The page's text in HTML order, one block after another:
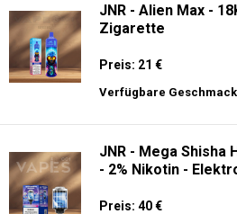
JNR - Alien Max -
Zigarette
Preis: 21 €
Verfügbare
JNR - Mega Shisha
- 2% Nikotin -
Preis: 40 €